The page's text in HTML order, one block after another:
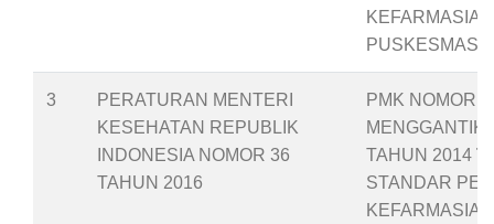
PUSKESMAS
3
PERATURAN MENTERI
KESEHATAN REPUBLIK
INDONESIA NOMOR 36
TAHUN 2016
PMK NOMOR
TAHUN 2014
STANDAR